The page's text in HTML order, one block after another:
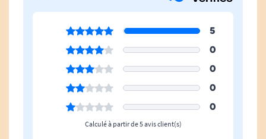
tailles, coloris et matière), il ne pourra faire
l'objet d'aucune reprise, échange ou
annulation. Pour en savoir plus, veuillez
consulter nosconditions générales de vente
Voir tous les matelas anti-escarres.
5
0
0
0
0
Calculé à partir de 5 avis client(s)